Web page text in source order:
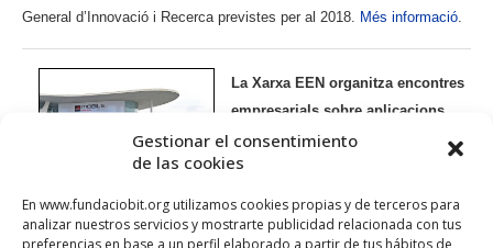
Gestionar el consentimiento
de las cookies
En www.fundaciobit.org utilizamos cookies propias y de terceros para
analizar nuestros servicios y mostrarte publicidad relacionada con tus
preferencias en base a un perfil elaborado a partir de tus hábitos de
General d’Innovació i Recerca previstes per al 2018. Més informació.
La Xarxa EEN organitza encontres
empresarials sobre aplicacions
mòbils, seguretat i nanotecnologia
(EEN), de la qual la Fundació Bit n’és coordinadora a les Illes Balears,
organitza aquests mesos de febrer i març tres “brokerage events” o